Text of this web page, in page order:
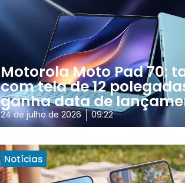
Motorola Moto Pad 70:
com tela de 12
ganha data de
24 de julho de 2026 09:22
Notícias